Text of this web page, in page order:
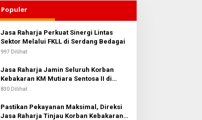
Populer
Jasa Raharja Perkuat Sinergi Lintas
Sektor Melalui FKLL di Serdang Bedagai
997 Dilihat
Jasa Raharja Jamin Seluruh Korban
Kebakaran KM Mutiara Sentosa II di
Perairan Sumenep
830 Dilihat
Pastikan Pekayanan Maksimal, Direksi
Jasa Raharja Tinjau Korban Kebakaran